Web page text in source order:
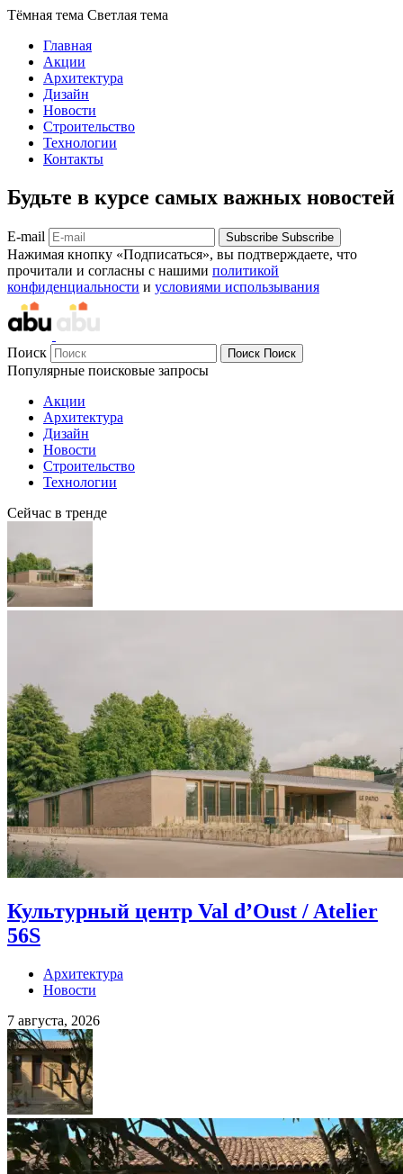
Тёмная тема Светлая тема
Главная
Акции
Архитектура
Дизайн
Новости
Строительство
Технологии
Контакты
Будьте в курсе самых важных новостей
E-mail Subscribe Subscribe
Нажимая кнопку «Подписаться», вы подтверждаете, что
прочитали и согласны с нашими политикой
конфиденциальности и условиями использывания
Поиск Поиск Поиск
Популярные поисковые запросы
Акции
Архитектура
Дизайн
Новости
Строительство
Технологии
Сейчас в тренде
Культурный центр Val d’Oust / Atelier
56S
Архитектура
Новости
7 августа, 2026